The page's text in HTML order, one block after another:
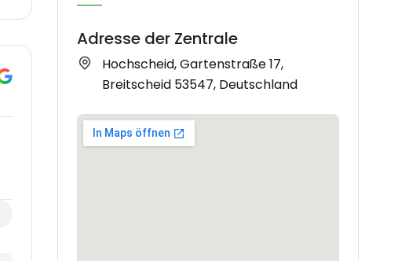
Adresse der Zentrale
Hochscheid, Gartenstraße 17,
Breitscheid 53547, Deutschland